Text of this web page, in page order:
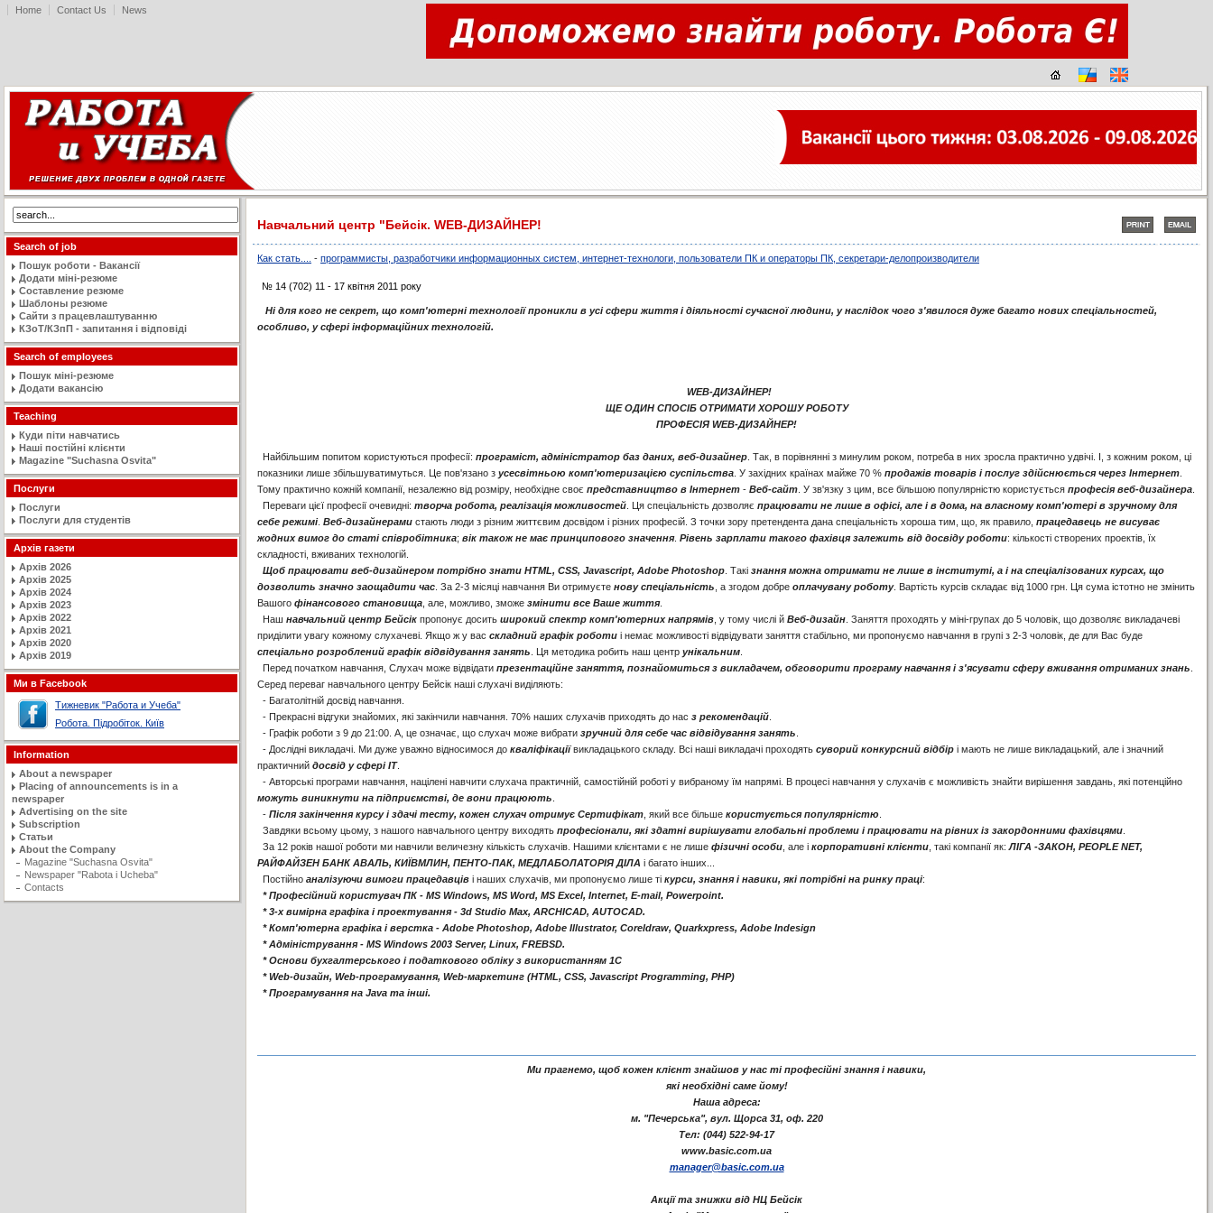
Home Contact Us News
Search of job
Пошук роботи - Вакансії
Додати міні-резюме
Составление резюме
Шаблоны резюме
Сайти з працевлаштуванню
КЗоТ/КЗпП - запитання і відповіді
Search of employees
Пошук міні-резюме
Додати вакансію
Teaching
Куди піти навчатись
Наші постійні клієнти
Magazine "Suchasna Osvita"
Послуги
Послуги
Послуги для студентів
Архів газети
Архів 2026
Архів 2025
Архів 2024
Архів 2023
Архів 2022
Архів 2021
Архів 2020
Архів 2019
Ми в Facebook
Тижневик "Работа и Учеба"
Робота. Підробіток. Київ
Information
About a newspaper
Placing of announcements is in a
newspaper
Advertising on the site
Subscription
Статьи
About the Company
Magazine "Suchasna Osvita"
Newspaper "Rabota i Ucheba"
Contacts
Навчальний центр "Бейсік. WEB-ДИЗАЙНЕР!
Как стать.... - программисты, разработчики информационных систем, интернет-технологи, пользователи ПК и операторы ПК, секретари-делопроизводители
№ 14 (702) 11 - 17 квітня 2011 року
Ні для кого не секрет, що комп'ютерні технології проникли в усі сфери життя і діяльності сучасної людини, у наслідок чого з'явилося дуже багато нових спеціальностей,
особливо, у сфері інформаційних технологій.
WEB-ДИЗАЙНЕР!
ЩЕ ОДИН СПОСІБ ОТРИМАТИ ХОРОШУ РОБОТУ
ПРОФЕСІЯ WEB-ДИЗАЙНЕР!
Найбільшим попитом користуються професії: програміст, адміністратор баз даних, веб-дизайнер . Так, в порівнянні з минулим роком, потреба в них зросла практично удвічі. І, з кожним роком, ці
показники лише збільшуватимуться. Це пов'язано з усесвітньою комп'ютеризацією суспільства . У західних країнах майже 70 % продажів товарів і послуг здійснюється через Інтернет
Тому практично кожній компанії, незалежно від розміру, необхідне своє представництво в Інтернет - Веб-сайт . У зв'язку з цим, все більшою популярністю користується професія веб-дизайнера
Переваги цієї професії очевидні: творча робота, реалізація можливостей . Ця спеціальність дозволяє працювати не лише в офісі, але і в дома, на власному комп'ютері в зручному для
себе режимі. Веб-дизайнерами стають люди з різним життєвим досвідом і різних професій. З точки зору претендента дана спеціальність хороша тим, що, як правило, працедавець не висуває
жодних вимог до статі співробітника; вік також не має принципового значення. Рівень зарплати такого фахівця залежить від досвіду роботи: кількості створених проектів, їх
складності, вживаних технологій.
Щоб працювати веб-дизайнером потрібно знати HTML, CSS, Javascript, Adobe Photoshop . Такі знання можна отримати не лише в інституті, а і на спеціалізованих курсах, що
дозволить значно заощадити час . За 2-3 місяці навчання Ви отримуєте нову спеціальність , а згодом добре оплачувану роботу. Вартість курсів складає від 1000 грн. Ця сума істотно не змінить
Вашого фінансового становища , але, можливо, зможе змінити все Ваше життя.
Наш навчальний центр Бейсік пропонує досить широкий спектр комп'ютерних напрямів , у тому числі й Веб-дизайн . Заняття проходять у міні-групах до 5 чоловік, що дозволяє викладачеві
приділити увагу кожному слухачеві. Якщо ж у вас складний графік роботи і немає можливості відвідувати заняття стабільно, ми пропонуємо навчання в групі з 2-3 чоловік, де для Вас буде
спеціально розроблений графік відвідування занять . Ця методика робить наш центр унікальним
Перед початком навчання, Слухач може відвідати презентаційне заняття, познайомиться з викладачем, обговорити програму навчання і з'ясувати сферу вживання отриманих знань
Серед переваг навчального центру Бейсік наші слухачі виділяють:
- Багатолітній досвід навчання.
- Прекрасні відгуки знайомих, які закінчили навчання. 70% наших слухачів приходять до нас з рекомендацій
- Графік роботи з 9 до 21:00. А, це означає, що слухач може вибрати зручний для себе час відвідування занять
- Дослідні викладачі. Ми дуже уважно відносимося до кваліфікаціївикладацького складу. Всі наші викладачі проходять суворий конкурсний відбір і мають не лише викладацький, але і значний
практичний досвід у сфері IT.
- Авторські програми навчання, націлені навчити слухача практичній, самостійній роботі у вибраному їм напрямі. В процесі навчання у слухачів є можливість знайти вирішення завдань, які потенційно
можуть виникнути на підприємстві, де вони працюють
- Після закінчення курсу і здачі тесту, кожен слухач отримує Сертифікат , який все більше користується популярністю
Завдяки всьому цьому, з нашого навчального центру виходять професіонали, які здатні вирішувати глобальні проблеми і працювати на рівних із закордонними фахівцями
За 12 років нашої роботи ми навчили величезну кількість слухачів. Нашими клієнтами є не лише фізичні особи , але і корпоративні клієнти , такі компанії як:ЛІГА -ЗАКОН, PEOPLE NET,
РАЙФАЙЗЕН БАНК АВАЛЬ, КИЇВМЛИН, ПЕНТО-ПАК, МЕДЛАБОЛАТОРІЯ ДІЛА і багато інших...
Постійно аналізуючи вимоги працедавців і наших слухачів, ми пропонуємо лише ті курси, знання і навики, які потрібні на ринку праці:
* Професійний користувач ПК - MS Windows, MS Word, MS Excel, Internet, E-mail, Powerpoint.
* 3-х вимірна графіка і проектування - 3d Studio Max, ARCHICAD, AUTOCAD.
* Комп'ютерна графіка і верстка - Adobe Photoshop, Adobe Illustrator, Coreldraw, Quarkxpress, Adobe Indesign
* Адміністрування - MS Windows 2003 Server, Linux, FREBSD.
* Основи бухгалтерського і податкового обліку з використанням 1С
* Web-дизайн, Web-програмування, Web-маркетинг (HTML, CSS, Javascript Programming, PHP)
* Програмування на Java та інші.
Ми прагнемо, щоб кожен клієнт знайшов у нас ті професійні знання і навики,
які необхідні саме йому!
Наша адреса:
м. "Печерська", вул. Щорса 31, оф. 220
Тел: (044) 522-94-17
www.basic.com.ua
manager@basic.com.ua
Акції та знижки від НЦ Бейсік